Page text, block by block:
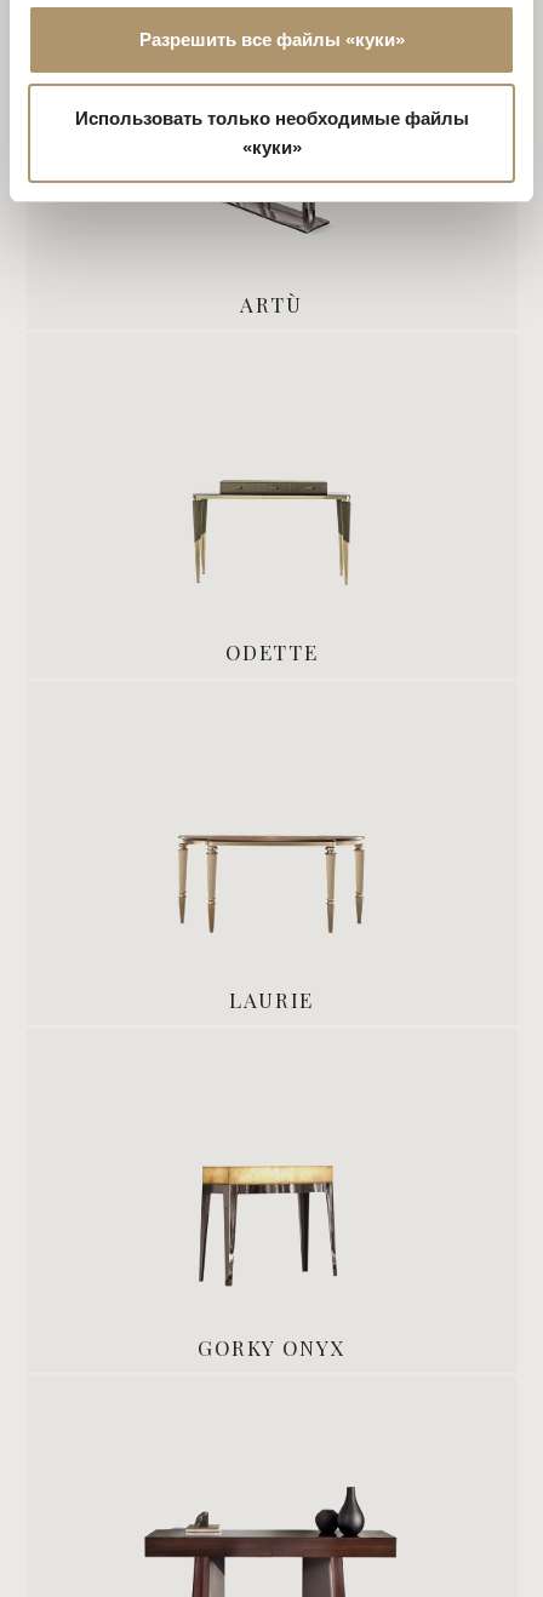
Разрешить все файлы «куки»
Использовать только необходимые файлы
«куки»
ARTÙ
ODETTE
LAURIE
GORKY ONYX